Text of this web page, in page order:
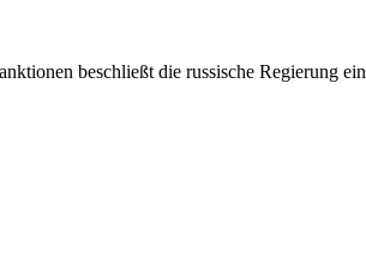
beschließt die russische Regierung